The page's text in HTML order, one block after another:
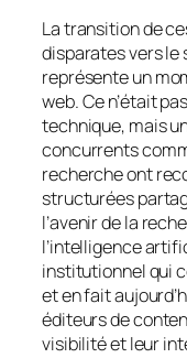
La transition de
disparates vers le
représente un
web. Ce n’était
technique, mais
concurrents
recherche ont
structurées
l’avenir de la
l’intelligence
institutionnel qui
et en fait
éditeurs de
visibilité et leur